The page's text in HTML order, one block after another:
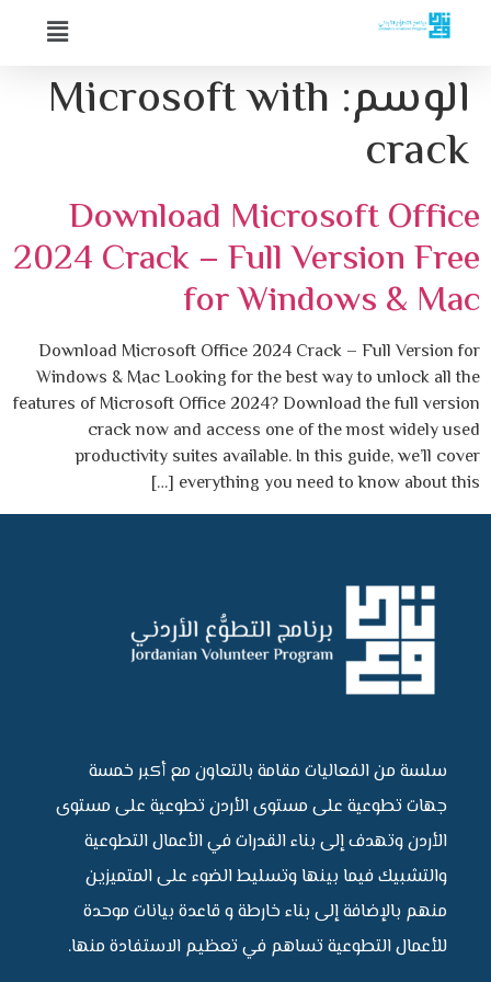
الوسم: Microsoft with
crack
Download Microsoft Office
2024 Crack – Full Version Free
for Windows & Mac
Download Microsoft Office 2024 Crack – Full Version for
Windows & Mac Looking for the best way to unlock all the
features of Microsoft Office 2024? Download the full version
crack now and access one of the most widely used
productivity suites available. In this guide, we’ll cover
everything you need to know about this […]
سلسة من الفعاليات مقامة بالتعاون مع أكبر خمسة
جهات تطوعية على مستوى الأردن تطوعية على مستوى
الأردن وتهدف إلى بناء القدرات في الأعمال التطوعية
والتشبيك فيما بينها وتسليط الضوء على المتميزين
منهم بالإضافة إلى بناء خارطة و قاعدة بيانات موحدة
للأعمال التطوعية تساهم في تعظيم الاستفادة منها.